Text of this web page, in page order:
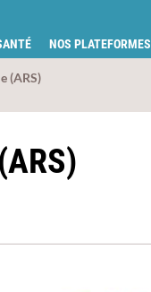
NOS PLATEFORMES
(ARS)